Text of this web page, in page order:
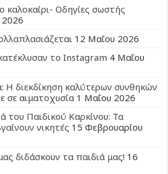
καλοκαίρι- Οδηγίες σωστής
2026
12 Μαΐου 2026
το Instagram 4 Μαΐου
Η διεκδίκηση καλύτερων συνθηκών
σε αιματοχυσία 1 Μαΐου 2026
του Παιδικού Καρκίνου: Τα
νικητές 15 Φεβρουαρίου
διδάσκουν τα παιδιά μας! 16